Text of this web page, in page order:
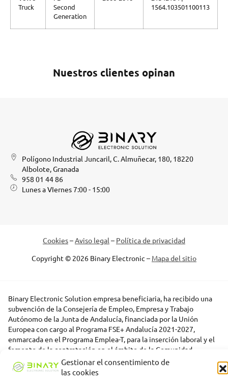
Gestionar el consentimiento de
las cookies
Truck
Second
Generation
1564.103501100113
Nuestros clientes opinan
Polígono Industrial Juncaril, C. Almuñecar, 180, 18220
Albolote, Granada
958 01 44 86
Lunes a VIernes 7:00 - 15:00
Cookies–Aviso legal – Política de privacidad
Copyright © 2026 Binary Electronic – Mapa del sitio
Binary Electronic Solution empresa beneficiaria, ha recibido una
subvención de la Consejería de Empleo, Empresa y Trabajo
Autónomo de la Junta de Andalucía, financiada por la Unión
Europea con cargo al Programa FSE+ Andalucía 2021-2027,
enmarcada en el Programa Emplea-T, para la inserción laboral y el
fomento de la contratación en el ámbito de la Comunidad
Autónoma de Andalucía. Línea 2. Incentivo a la segunda o
sucesivas contrataciones indefinidas ordinarias por parte de